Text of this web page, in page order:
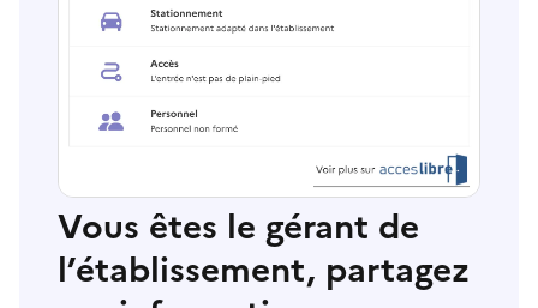
Vous êtes le gérant de
l’établissement, partagez